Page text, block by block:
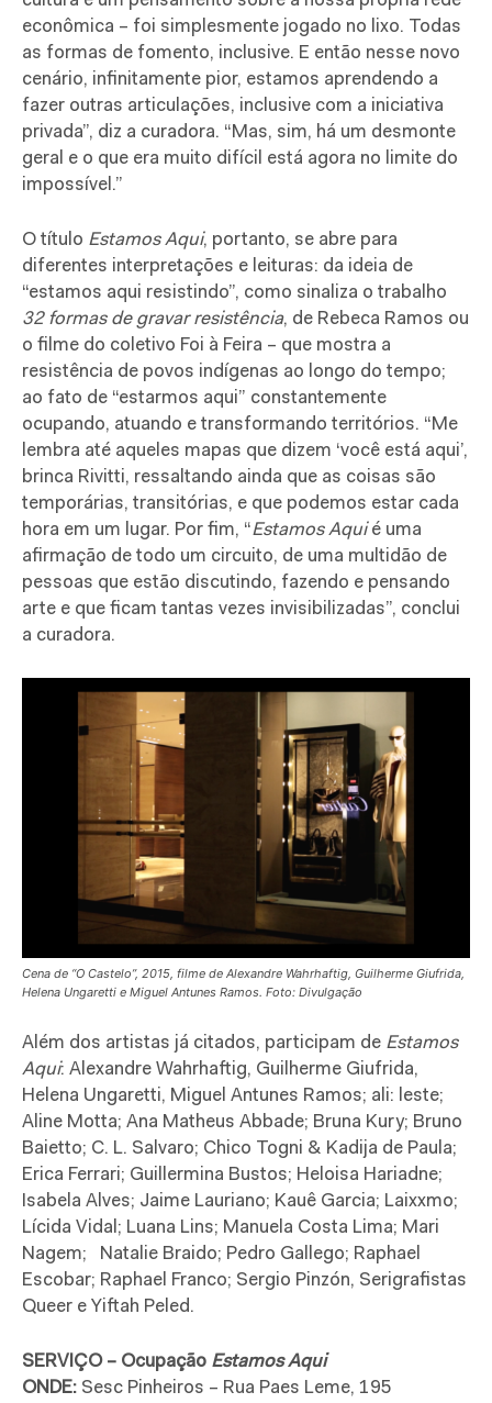
econômica – foi simplesmente jogado no lixo. Todas
as formas de fomento, inclusive. E então nesse novo
cenário, infinitamente pior, estamos aprendendo a
fazer outras articulações, inclusive com a iniciativa
privada”, diz a curadora. “Mas, sim, há um desmonte
geral e o que era muito difícil está agora no limite do
impossível.”
O título Estamos Aqui, portanto, se abre para
diferentes interpretações e leituras: da ideia de
“estamos aqui resistindo”, como sinaliza o trabalho
32 formas de gravar resistência, de Rebeca Ramos ou
o filme do coletivo Foi à Feira – que mostra a
resistência de povos indígenas ao longo do tempo;
ao fato de “estarmos aqui” constantemente
ocupando, atuando e transformando territórios. “Me
lembra até aqueles mapas que dizem ‘você está aqui’,
brinca Rivitti, ressaltando ainda que as coisas são
temporárias, transitórias, e que podemos estar cada
hora em um lugar. Por fim, “Estamos Aquié uma
afirmação de todo um circuito, de uma multidão de
pessoas que estão discutindo, fazendo e pensando
arte e que ficam tantas vezes invisibilizadas”, conclui
a curadora.
Cena de “O Castelo”, 2015, filme de Alexandre Wahrhaftig, Guilherme Giufrida,
Helena Ungaretti e Miguel Antunes Ramos. Foto: Divulgação
Além dos artistas já citados, participam de Estamos
Aqui: Alexandre Wahrhaftig, Guilherme Giufrida,
Helena Ungaretti, Miguel Antunes Ramos; ali: leste;
Aline Motta; Ana Matheus Abbade; Bruna Kury; Bruno
Baietto; C. L. Salvaro; Chico Togni & Kadija de Paula;
Erica Ferrari; Guillermina Bustos; Heloisa Hariadne;
Isabela Alves; Jaime Lauriano; Kauê Garcia; Laixxmo;
Lícida Vidal; Luana Lins; Manuela Costa Lima; Mari
Nagem; Natalie Braido; Pedro Gallego; Raphael
Escobar; Raphael Franco; Sergio Pinzón, Serigrafistas
Queer e Yiftah Peled.
SERVIÇO– Ocupação Estamos Aqui
ONDE: Sesc Pinheiros – Rua Paes Leme, 195